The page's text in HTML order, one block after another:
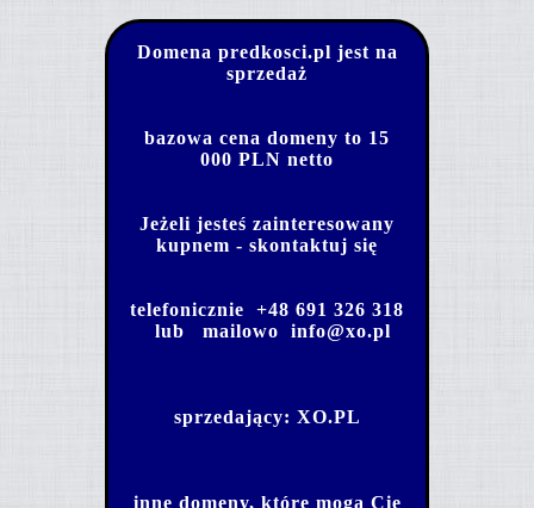
Domena predkosci.pl jest na
sprzedaż
bazowa cena domeny to 15
000 PLN netto
Jeżeli jesteś zainteresowany
kupnem - skontaktuj się
telefonicznie +48 691 326 318
lub mailowo info@xo.pl
sprzedający: XO.PL
inne domeny, które mogą Cię